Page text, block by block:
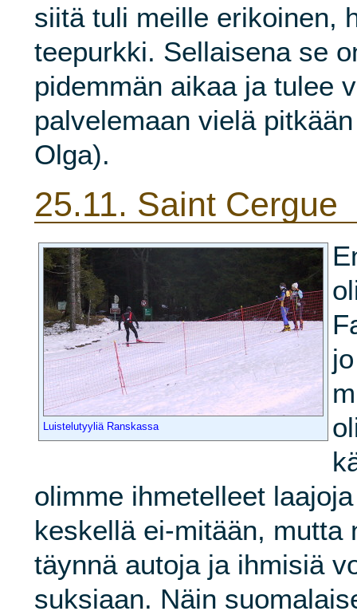
siitä tuli meille erikoinen,
teepurkki. Sellaisena se
pidemmän aikaa ja tulee
palvelemaan vielä
Olga).
25.11. Saint Cergue
Luistelutyyliä Ranskassa
olimme ihmetelleet
keskellä ei-mitään, mutta
täynnä autoja ja ihmisiä
suksiaan. Näin